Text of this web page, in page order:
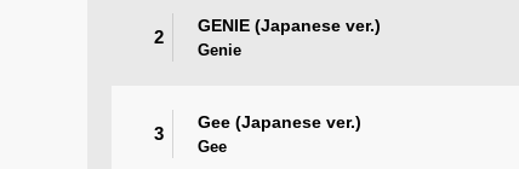
2
GENIE (Japanese ver.)
Genie
3
Gee (Japanese ver.)
Gee